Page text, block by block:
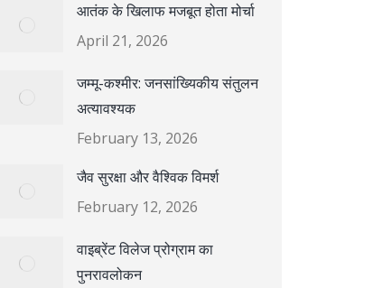
आतंक के खिलाफ मजबूत होता मोर्चा
April 21, 2026
जम्मू-कश्मीर: जनसांख्यिकीय संतुलन
अत्यावश्यक
February 13, 2026
जैव सुरक्षा और वैश्विक विमर्श
February 12, 2026
वाइब्रेंट विलेज प्रोग्राम का
पुनरावलोकन